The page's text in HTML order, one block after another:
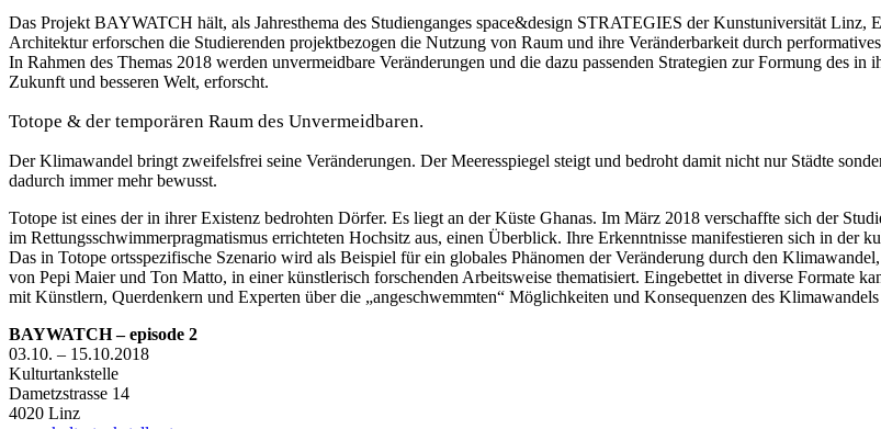
Das Projekt BAYWATCH hält, als Jahresthema des Studienganges space&design STRATEGIES der Kunstuniversität
Architektur erforschen die Studierenden projektbezogen die Nutzung von Raum und ihre Veränderbarkeit durch
In Rahmen des Themas 2018 werden unvermeidbare Veränderungen und die dazu passenden Strategien zur Formung des
Zukunft und besseren Welt, erforscht.
Totope & der temporären Raum des Unvermeidbaren.
Der Klimawandel bringt zweifelsfrei seine Veränderungen. Der Meeresspiegel steigt und bedroht damit nicht nur Städte
dadurch immer mehr bewusst.
Totope ist eines der in ihrer Existenz bedrohten Dörfer. Es liegt an der Küste Ghanas. Im März 2018 verschaffte sich der
im Rettungsschwimmerpragmatismus errichteten Hochsitz aus, einen Überblick. Ihre Erkenntnisse manifestieren sich in der
Das in Totope ortsspezifische Szenario wird als Beispiel für ein globales Phänomen der Veränderung durch den
von Pepi Maier und Ton Matto, in einer künstlerisch forschenden Arbeitsweise thematisiert. Eingebettet in diverse Formate
mit Künstlern, Querdenkern und Experten über die „angeschwemmten“ Möglichkeiten und Konsequenzen des
BAYWATCH – episode 2
03.10. – 15.10.2018
Kulturtankstelle
Dametzstrasse 14
4020 Linz